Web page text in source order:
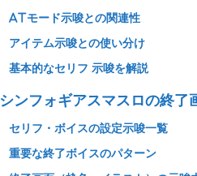
ATモード示唆との関連性
アイテム示唆との使い分け
基本的なセリフ 示唆を解説
シンフォギアスマスロの終了
セリフ・ボイスの設定示唆一覧
重要な終了ボイスのパターン